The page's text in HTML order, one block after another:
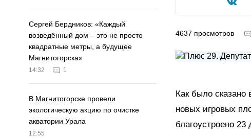
Сергей Бердников: «Каждый
возведённый дом – это не просто
квадратные метры, а будущее
Магнитогорска»
14:32 1
В Магнитогорске провели
экологическую акцию по очистке
акватории Урала
12:55
4637 просмотров
Как было сказано
новых игровых
благоустроено 23